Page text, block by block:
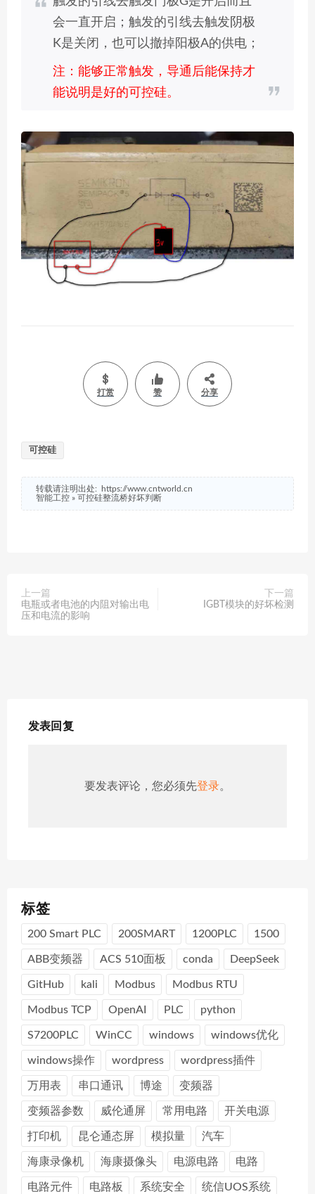
会一直开启；触发的引线去触发阴极
K是关闭，也可以撤掉阳极A的供电；
注：能够正常触发，导通后能保持才
能说明是好的可控硅。
打赏 赞 分享
可控硅
转载请注明出处:
https://www.cntworld.cn
智能工控 » 可控硅整流桥好坏判断
上一篇
电瓶或者电池的内阻对输出电
压和电流的影响
下一篇
IGBT模块的好坏检测
发表回复
要发表评论，您必须先登录。
标签
200 Smart PLC 200SMART 1200PLC 1500
ABB变频器 ACS 510面板 conda DeepSeek
GitHub kali Modbus Modbus RTU
Modbus TCP OpenAI PLC python
S7200PLC WinCC windows windows优化
windows操作 wordpress wordpress插件
万用表 串口通讯 博途 变频器
变频器参数 威伦通屏 常用电路 开关电源
打印机 昆仑通态屏 模拟量 汽车
海康录像机 海康摄像头 电源电路 电路
电路元件 电路板 系统安全 统信UOS系统